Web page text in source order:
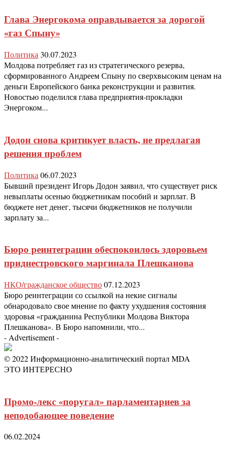
Глава Энергокома оправдывается за дорогой
«газ Спыну»
Политика 30.07.2023
Молдова потребляет газ из стратегического резерва,
сформированного Андреем Спыну по сверхвысоким ценам на
деньги Европейского банка реконструкции и развития.
Новостью поделился глава предприятия-прокладки
Энергоком...
Додон снова критикует власть, не предлагая
решения проблем
Политика 06.07.2023
Бывший президент Игорь Додон заявил, что существует риск
невыплаты осенью бюджетникам пособий и зарплат. В
бюджете нет денег, тысячи бюджетников не получили
зарплату за...
Бюро реинтеграции обеспокоилось здоровьем
приднестровского маргинала Плешканова
НКО/гражданское общество07.12.2023
Бюро реинтеграции со ссылкой на некие сигналы
обнародовало свое мнение по факту ухудшения состояния
здоровья «гражданина Республики Молдова Виктора
Плешканова». В Бюро напомнили, что...
- Advertisement -
© 2022 Информационно-аналитический портал MDA
ЭТО ИНТЕРЕСНО
Промо-лекс «поругал» парламентариев за
неподобающее поведение
06.02.2024